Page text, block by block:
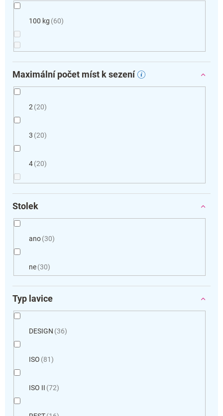
100 kg 60
Maximální počet míst k sezení
2 20
3 20
4 20
Stolek
ano 30
ne 30
Typ lavice
DESIGN 36
ISO 81
ISO II 72